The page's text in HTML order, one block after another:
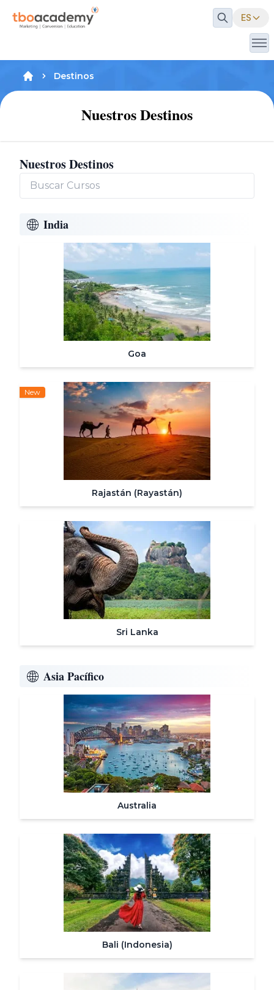
ES
Destinos
Nuestros Destinos
Nuestros Destinos
India
Goa
New
Rajastán (Rayastán)
Sri Lanka
Asia Pacífico
Australia
Bali (Indonesia)